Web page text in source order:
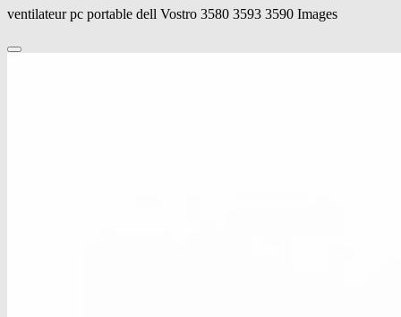
ventilateur pc portable dell Vostro 3580 3593 3590 Images